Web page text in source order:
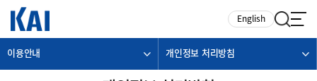
English
이용안내 개인정보 처리방침